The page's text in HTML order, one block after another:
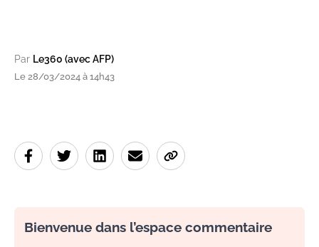
Par Le360 (avec AFP)
Le 28/03/2024 à 14h43
Bienvenue dans l’espace commentaire